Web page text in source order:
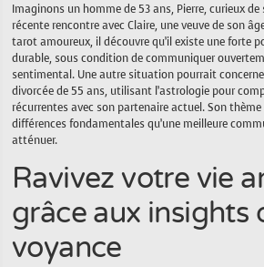
Imaginons un homme de 53 ans, Pierre, curieux
récente rencontre avec Claire, une veuve de son
tarot amoureux, il découvre qu’il existe une forte
durable, sous condition de communiquer
sentimental. Une autre situation pourrait
divorcée de 55 ans, utilisant l’astrologie pour
récurrentes avec son partenaire actuel. Son
différences fondamentales qu’une meilleure
atténuer.
Ravivez votre vie
grâce aux insights
voyance